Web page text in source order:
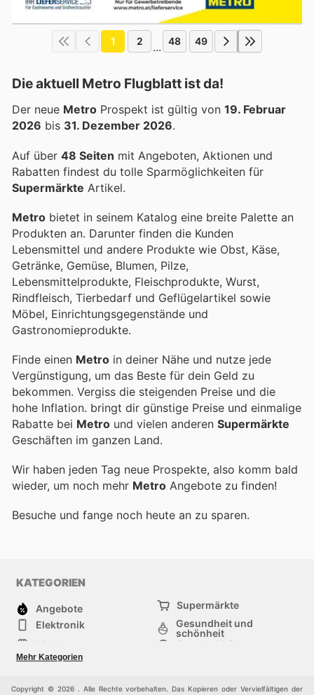
1 2 ... 48 49
Die aktuell Metro Flugblatt ist da!
Der neue Metro Prospekt ist gültig von 19. Februar
2026 bis 31. Dezember 2026.
Auf über 48 Seiten mit Angeboten, Aktionen und
Rabatten findest du tolle Sparmöglichkeiten für
Supermärkte Artikel.
Metro bietet in seinem Katalog eine breite Palette an
Produkten an. Darunter finden die Kunden
Lebensmittel und andere Produkte wie Obst, Käse,
Getränke, Gemüse, Blumen, Pilze,
Lebensmittelprodukte, Fleischprodukte, Wurst,
Rindfleisch, Tierbedarf und Geflügelartikel sowie
Möbel, Einrichtungsgegenstände und
Gastronomieprodukte.
Finde einen Metro in deiner Nähe und nutze jede
Vergünstigung, um das Beste für dein Geld zu
bekommen. Vergiss die steigenden Preise und die
hohe Inflation. bringt dir günstige Preise und einmalige
Rabatte bei Metro und vielen anderen Supermärkte
Geschäften im ganzen Land.
Wir haben jeden Tag neue Prospekte, also komm bald
wieder, um noch mehr Metro Angebote zu finden!
Besuche und fange noch heute an zu sparen.
KATEGORIEN
Angebote
Supermärkte
Elektronik
Gesundheit und
schönheit
Mode
Sportbekleidung
Baumarkt
Mehr Kategorien
Copyright © 2026 . Alle Rechte vorbehalten. Das Kopieren oder Vervielfältigen der